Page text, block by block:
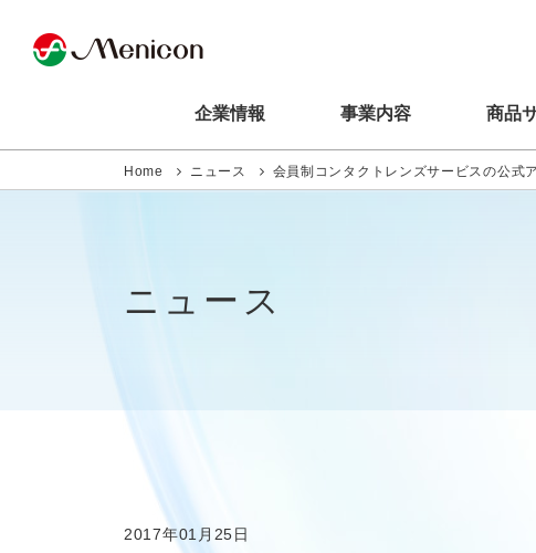
企業情報 事業内容 商品
Home ニュース 会員制コンタクトレンズサービスの公式
ニュース
2017年01月25日